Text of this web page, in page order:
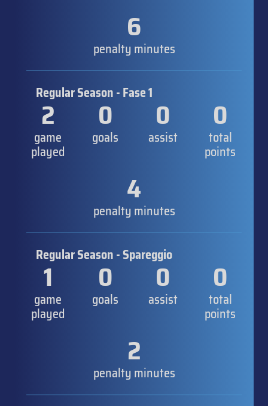
6
penalty minutes
Regular Season - Fase 1
2
game
played
0
goals
0
assist
0
total
points
4
penalty minutes
Regular Season - Spareggio
1
game
played
0
goals
0
assist
0
total
points
2
penalty minutes